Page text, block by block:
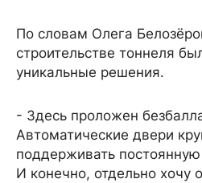
По словам Олега
строительстве тоннеля
уникальные решения.
- Здесь проложен
Автоматические двери
поддерживать
И конечно, отдельно хочу